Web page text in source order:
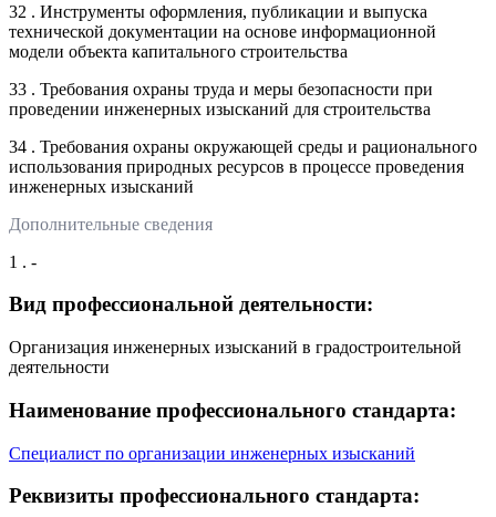
32 . Инструменты оформления, публикации и выпуска
технической документации на основе информационной
модели объекта капитального строительства
33 . Требования охраны труда и меры безопасности при
проведении инженерных изысканий для строительства
34 . Требования охраны окружающей среды и рационального
использования природных ресурсов в процессе проведения
инженерных изысканий
Дополнительные сведения
1 . -
Вид профессиональной деятельности:
Организация инженерных изысканий в градостроительной
деятельности
Наименование профессионального стандарта:
Специалист по организации инженерных изысканий
Реквизиты профессионального стандарта: